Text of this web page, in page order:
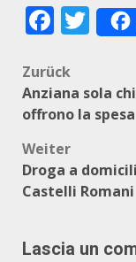
Zurück
Anziana sola
offrono la spesa
Weiter
Droga a
Castelli Romani
Lascia un